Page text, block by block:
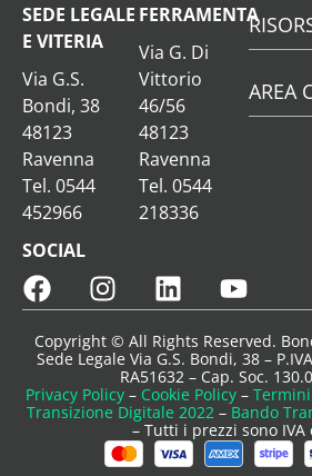
SEDE LEGALE
E VITERIA
Via G.S.
Bondi, 38
48123
Ravenna
Tel. 0544
452966
FERRAMENTA
Via G. Di
Vittorio
46/56
48123
Ravenna
Tel. 0544
218336
SOCIAL
AREA
Copyright © All Rights Reserved.
Sede Legale Via G.S. Bondi, 38 –
RA51632 – Cap. Soc.
Privacy Policy – Cookie Policy –
Transizione Digitale 2022 – Bando
– Tutti i prezzi sono IVA